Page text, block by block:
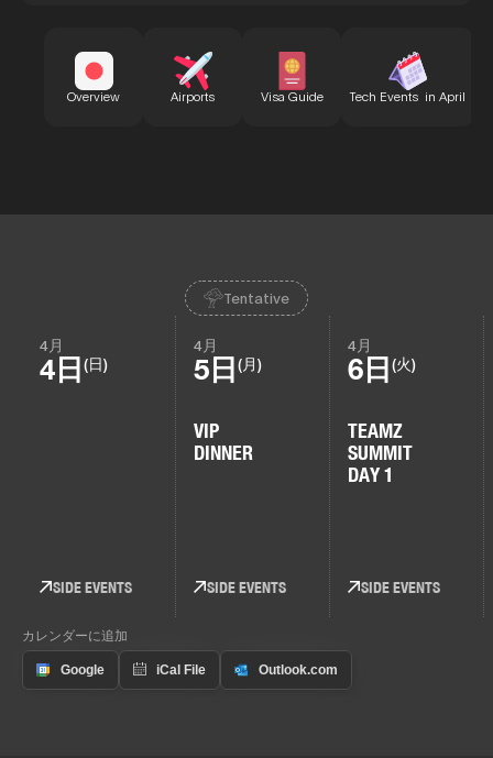
Overview Airports Visa Guide Tech Events in April
Tentative
4月
4日 (日)
SIDE EVENTS
4月
5日 (月)
VIP
DINNER
SIDE EVENTS
4月
6日 (火)
TEAMZ
SUMMIT
DAY 1
SIDE EVENTS
カレンダーに追加